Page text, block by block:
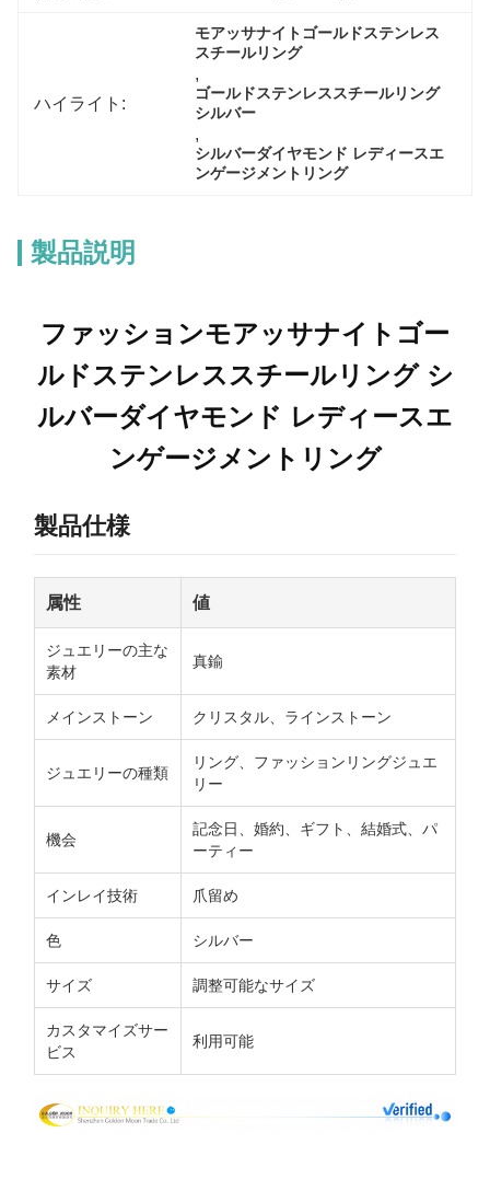
ハイライト:
モアッサナイトゴールドステンレス
スチールリング
,
ゴールドステンレススチールリング
シルバー
,
シルバーダイヤモンド レディースエ
ンゲージメントリング
製品説明
ファッションモアッサナイトゴー
ルドステンレススチールリング シ
ルバーダイヤモンド レディースエ
ンゲージメントリング
製品仕様
属性 値
ジュエリーの主な
素材
真鍮
メインストーン クリスタル、ラインストーン
ジュエリーの種類
リング、ファッションリングジュエ
リー
機会
記念日、婚約、ギフト、結婚式、パ
ーティー
インレイ技術 爪留め
色 シルバー
サイズ 調整可能なサイズ
カスタマイズサー
ビス
利用可能